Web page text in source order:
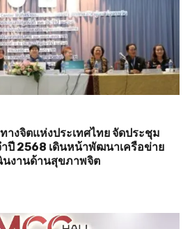
างจิตแห่งประเทศไทย จัดประชุม
ปี 2568 เดินหน้าพัฒนาเครือข่าย
นงานด้านสุขภาพจิต